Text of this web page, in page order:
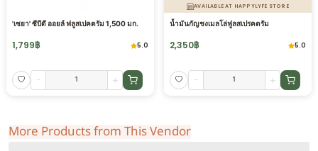
'เซยา' ซีบีดี ออยล์ ฟลูสเปคตรัม 1,500 มก.
1,799฿ 5.0
- +
AVAILABLE AT HAPPYLYFE STORE
น้ำมันกัญชงเมลโล่ฟูลสเปรคตรัม
2,350฿ 5.0
- +
More Products from This Vendor